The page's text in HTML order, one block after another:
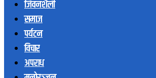
जिवनशैली
समाज
पर्यटन
विचार
अपराध